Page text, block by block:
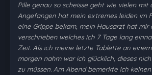
Pille genau so scheisse geht wie vielen mit
Angefangen hat mein extremes leiden im
eine Grippe bekam, mein Hausarzt hat mir
verschrieben welches ich 7 Tage lang
Zeit. Als ich meine letzte Tablette an
morgen nahm war ich glücklich, dieses
zu müssen. Am Abend bemerkte ich